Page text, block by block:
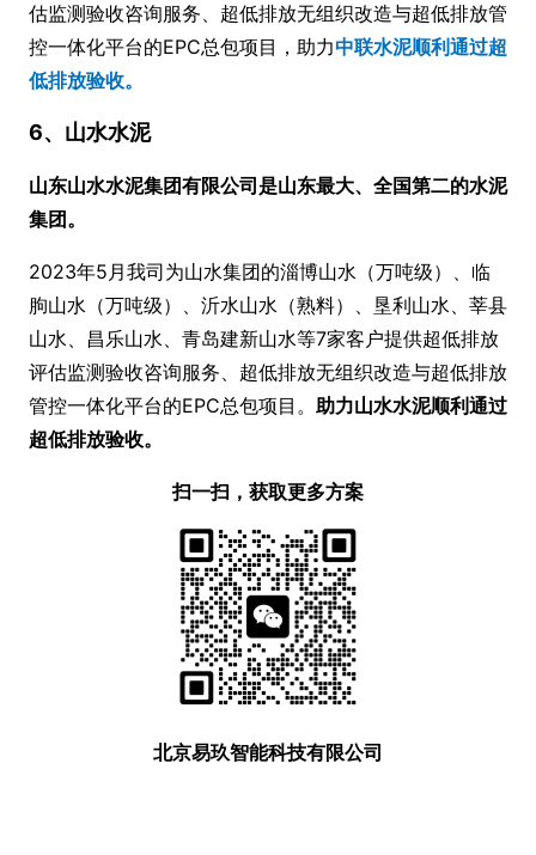
估监测验收咨询服务、超低排放无组织改造与超低排放管
控一体化平台的EPC总包项目，助力中联水泥顺利通过超
低排放验收。
6、山水水泥
山东山水水泥集团有限公司是山东最大、全国第二的水泥
集团。
2023年5月我司为山水集团的淄博山水（万吨级）、临
朐山水（万吨级）、沂水山水（熟料）、垦利山水、莘县
山水、昌乐山水、青岛建新山水等7家客户提供超低排放
评估监测验收咨询服务、超低排放无组织改造与超低排放
管控一体化平台的EPC总包项目。 助力山水水泥顺利通过
超低排放验收。
扫一扫，获取更多方案
北京易玖智能科技有限公司